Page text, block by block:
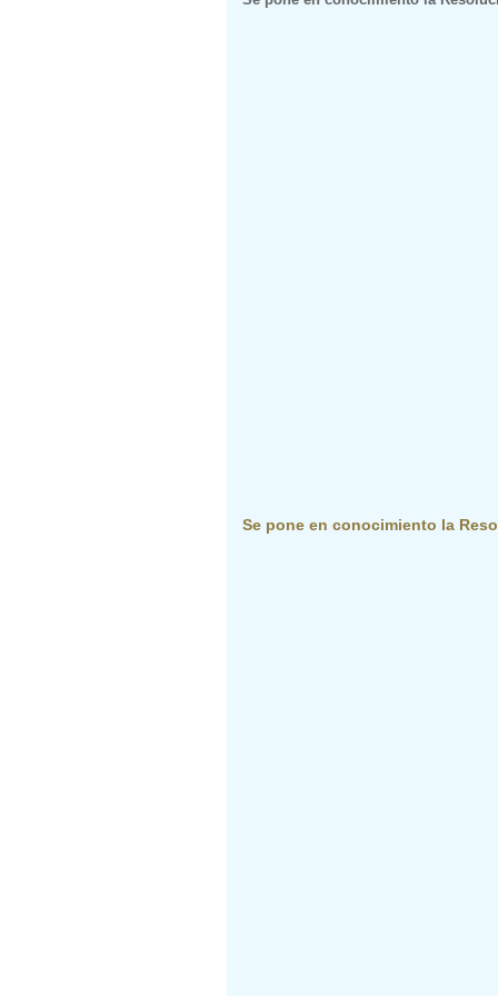
Se pone en conocimiento la